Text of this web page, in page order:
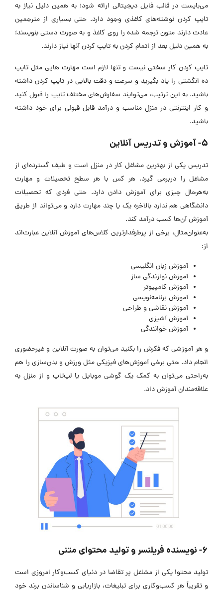
می‌بایست در قالب فایل دیجیتالی ارائه شود؛ به همین دلیل نیاز به
تایپ کردن نوشته‌های کاغذی وجود دارد. حتی بسیاری از مترجمین
عادت دارند متون ترجمه شده را روی کاغذ و به صورت دستی بنویسند؛
به همین دلیل بعد از اتمام کردن به تایپ کردن آنها نیاز دارند.
تایپ کردن کار سختی نیست و تنها لازم است مهارت هایی مثل تایپ
ده انگشتی را یاد بگیرید و سرعت و دقت بالایی در تایپ کردن داشته
باشید. به این ترتیب، می‌توایند سفارش‌های مختلف تایپ را قبول کنید
و کار اینترنتی در منزل مناسب و درآمد قابل قبولی برای خود داشته
باشید.
5- آموزش و تدریس آنلاین
تدریس یکی از بهترین مشاغل کار در منزل است و طیف گسترده‌ای از
مشاغل را دربرمی گیرد. هر کس با هر سطح تحصیلات و مهارت
به‌هرحال چیزی برای آموزش دادن دارد. حتی فردی که تحصیلات
دانشگاهی هم ندارد بالاخره یک یا چند مهارت دارد و می‌تواند از طریق
آموزش آن‌ها کسب درآمد کند.
به‌عنوان‌مثال، برخی از پرطرفدارترین کلاس‌های آموزش آنلاین عبارت‌اند
از:
آموزش زبان انگلیسی
آموزش نوازندگی ساز
آموزش کامپیوتر
آموزش برنامه‌نویسی
آموزش نقاشی و طراحی
آموزش آشپزی
آموزش خوانندگی
و هر آموزشی که فکرش را بکنید می‌توان به صورت آنلاین و غیرحضوری
انجام داد. حتی برخی آموزش‌های فیزیکی مثل ورزش و بدن‌سازی را هم
به‌راحتی می‌توان به کمک یک گوشی موبایل یا لپ‌تاپ و از منزل به
علاقه‌مندان آموزش داد.
6- نویسنده فریلنسر و تولید محتوای متنی
تولید محتوا یکی از مشاغل پر تقاضا در دنیای کسب‌وکار امروزی است
و تقریباً هر کسب‌وکاری برای تبلیغات، بازاریابی و شناساندن برند خود